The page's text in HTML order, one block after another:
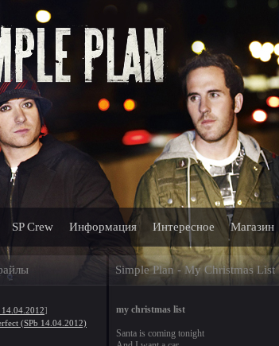
SP Crew Информация Интересное Магазин
Simple Plan - My Christmas List
14.04.2012]
(SPb 14.04.2012)
my christmas list
Santa is coming tonight